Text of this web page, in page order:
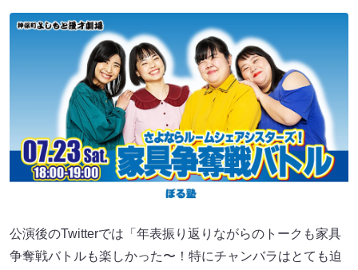
公演後のTwitterでは「年表振り返りながらのトークも家具
争奪戦バトルも楽しかった〜！特にチャンバラはとても迫